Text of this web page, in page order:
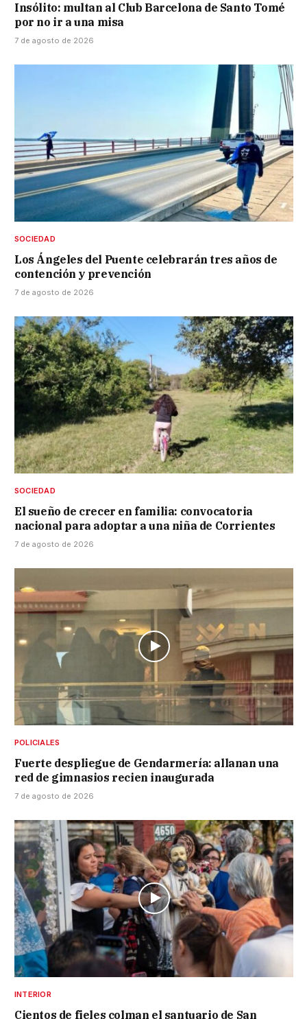
Insólito: multan al Club Barcelona de Santo Tomé
por no ir a una misa
7 de agosto de 2026
SOCIEDAD
Los Ángeles del Puente celebrarán tres años de
contención y prevención
7 de agosto de 2026
SOCIEDAD
El sueño de crecer en familia: convocatoria
nacional para adoptar a una niña de Corrientes
7 de agosto de 2026
POLICIALES
Fuerte despliegue de Gendarmería: allanan una
red de gimnasios recien inaugurada
7 de agosto de 2026
INTERIOR
Cientos de fieles colman el santuario de San